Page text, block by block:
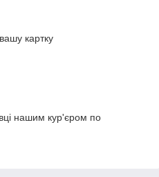
картку
нашим кур'єром по